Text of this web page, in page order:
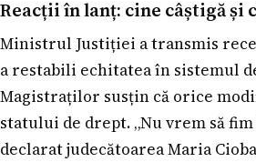
Reacții în lanț: cine câștigă și
Ministrul Justiției a transmis
a restabili echitatea în sistemul
Magistraților susțin că orice
statului de drept. „Nu vrem să
declarat judecătoarea Maria